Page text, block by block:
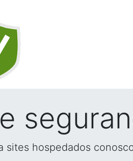
sites hospedados